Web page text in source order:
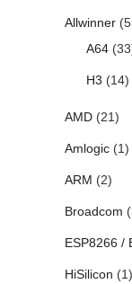
Allwinner
A64
H3 (14)
AMD(21)
Amlogic(1)
ARM (2)
Broadcom
ESP8266 /
HiSilicon (1)